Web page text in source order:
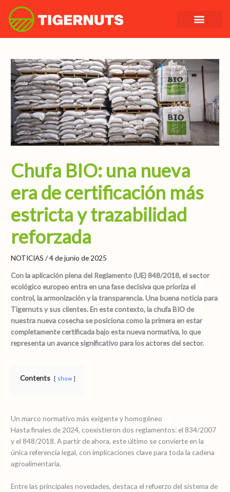
contenido
Chufa BIO: una nueva
era de certificación más
estricta y trazabilidad
reforzada
NOTICIAS /4 de junio de 2025
Con la aplicación plena del Reglamento (UE) 848/2018, el sector
ecológico europeo entra en una fase decisiva que prioriza el
control, la armonización y la transparencia. Una buena noticia para
Tigernuts y sus clientes. En este contexto, la chufa BIO de
nuestra nueva cosecha se posiciona como la primera en estar
completamente certificada bajo esta nueva normativa, lo que
representa un avance significativo para los actores del sector.
Contents show
Un marco normativo más exigente y homogéneo
Hasta finales de 2024, coexistieron dos reglamentos: el 834/2007
y el 848/2018. A partir de ahora, este último se convierte en la
única referencia legal, con implicaciones clave para toda la cadena
agroalimentaria.
Entre las principales novedades, destaca el refuerzo del sistema de